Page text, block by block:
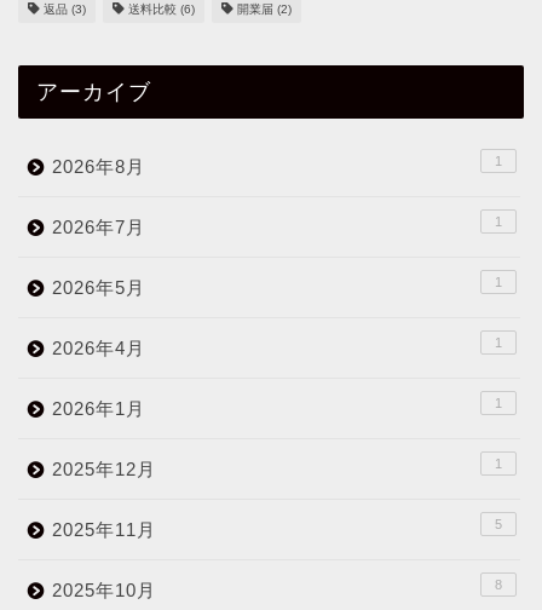
返品 (3) 送料比較 (6) 開業届 (2)
アーカイブ
2026年8月 1
2026年7月 1
2026年5月 1
2026年4月 1
2026年1月 1
2025年12月 1
2025年11月 5
2025年10月 8